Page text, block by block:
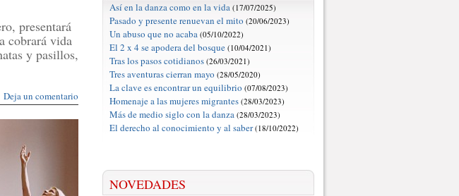
presentará
cobrará vida
y pasillos,
Deja un comentario
Así en la danza como en la vida (17/07/2025)
Pasado y presente renuevan el mito (20/06/2023)
Un abuso que no acaba (05/10/2022)
El 2 x 4 se apodera del bosque (10/04/2021)
Tras los pasos cotidianos (26/03/2021)
Tres aventuras cierran mayo (28/05/2020)
La clave es encontrar un equilibrio (07/08/2023)
Homenaje a las mujeres migrantes (28/03/2023)
Más de medio siglo con la danza (28/03/2023)
El derecho al conocimiento y al saber(18/10/2022)
NOVEDADES